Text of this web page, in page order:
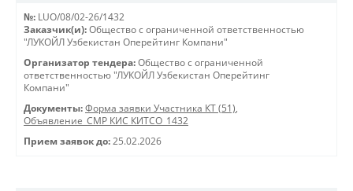
№: LUO/08/02-26/1432
Заказчик(и): Общество с ограниченной ответственностью
"ЛУКОЙЛ Узбекистан Оперейтинг Компани"
Организатор тендера: Общество с ограниченной
ответственностью "ЛУКОЙЛ Узбекистан Оперейтинг
Компани"
Документы: Форма заявки Участника КТ (51),
Объявление_СМР КИС КИТСО_1432
Прием заявок до: 25.02.2026